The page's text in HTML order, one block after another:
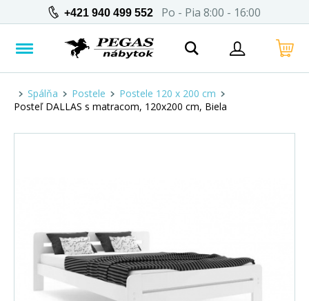
+421 940 499 552 Po - Pia 8:00 - 16:00
Spálňa Postele
Postele 120 x 200 cm
Posteľ DALLAS s matracom, 120x200 cm, Biela